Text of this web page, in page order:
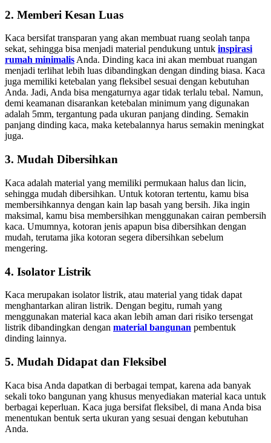
2. Memberi Kesan Luas
Kaca bersifat transparan yang akan membuat ruang seolah tanpa
sekat, sehingga bisa menjadi material pendukung untuk inspirasi
rumah minimalis Anda. Dinding kaca ini akan membuat ruangan
menjadi terlihat lebih luas dibandingkan dengan dinding biasa. Kaca
juga memiliki ketebalan yang fleksibel sesuai dengan kebutuhan
Anda. Jadi, Anda bisa mengaturnya agar tidak terlalu tebal. Namun,
demi keamanan disarankan ketebalan minimum yang digunakan
adalah 5mm, tergantung pada ukuran panjang dinding. Semakin
panjang dinding kaca, maka ketebalannya harus semakin meningkat
juga.
3. Mudah Dibersihkan
Kaca adalah material yang memiliki permukaan halus dan licin,
sehingga mudah dibersihkan. Untuk kotoran tertentu, kamu bisa
membersihkannya dengan kain lap basah yang bersih. Jika ingin
maksimal, kamu bisa membersihkan menggunakan cairan pembersih
kaca. Umumnya, kotoran jenis apapun bisa dibersihkan dengan
mudah, terutama jika kotoran segera dibersihkan sebelum
mengering.
4. Isolator Listrik
Kaca merupakan isolator listrik, atau material yang tidak dapat
menghantarkan aliran listrik. Dengan begitu, rumah yang
menggunakan material kaca akan lebih aman dari risiko tersengat
listrik dibandingkan dengan material bangunan pembentuk
dinding lainnya.
5. Mudah Didapat dan Fleksibel
Kaca bisa Anda dapatkan di berbagai tempat, karena ada banyak
sekali toko bangunan yang khusus menyediakan material kaca untuk
berbagai keperluan. Kaca juga bersifat fleksibel, di mana Anda bisa
menentukan bentuk serta ukuran yang sesuai dengan kebutuhan
Anda.